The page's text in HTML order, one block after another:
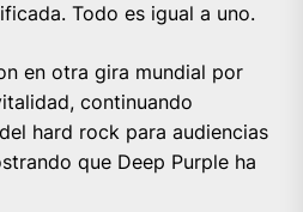
Todo es igual a uno.
en otra gira mundial por
continuando
hard rock para audiencias
que Deep Purple ha